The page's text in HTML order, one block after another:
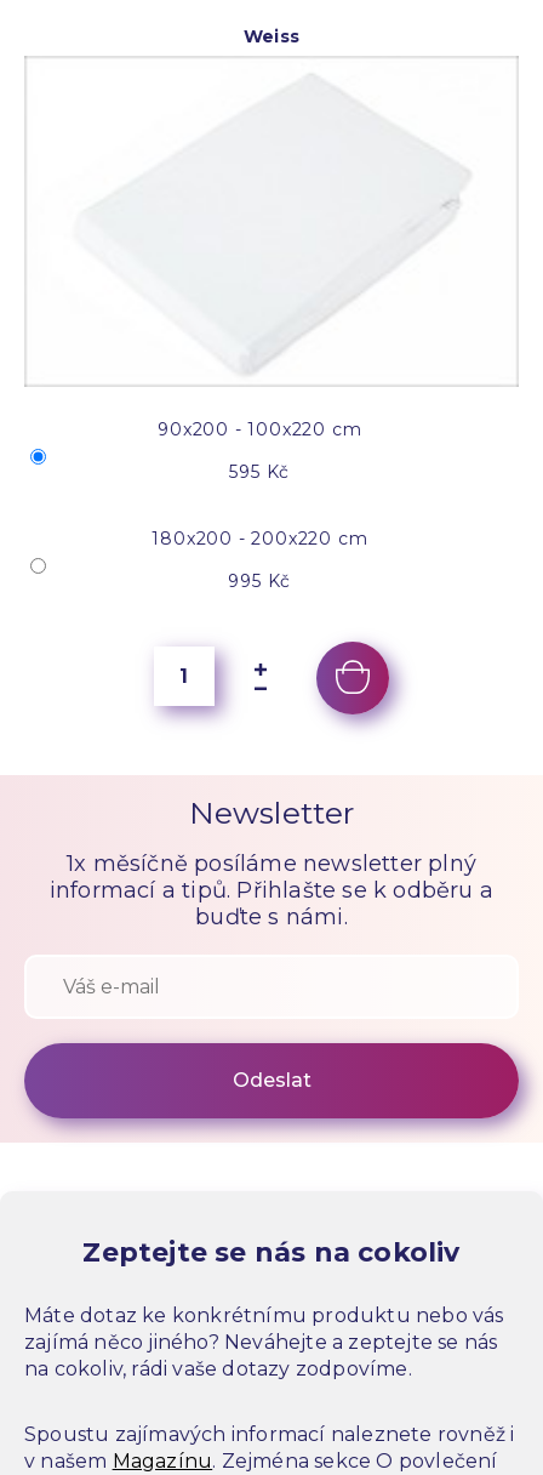
Weiss
90x200 - 100x220 cm
595 Kč
180x200 - 200x220 cm
995 Kč
Newsletter
1x měsíčně posíláme newsletter plný
informací a tipů. Přihlašte se k odběru a
buďte s námi.
Zeptejte se nás na cokoliv
Máte dotaz ke konkrétnímu produktu nebo vás
zajímá něco jiného? Neváhejte a zeptejte se nás
na cokoliv, rádi vaše dotazy zodpovíme.
Spoustu zajímavých informací naleznete rovněž i
v našem Magazínu. Zejména sekce O povlečení